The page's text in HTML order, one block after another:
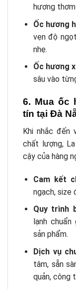
hương
Ốc hương
vẹn độ
nhẹ.
Ốc hương
sâu vào
6. Mua ốc
tín tại Đà
Khi nhắc đến
chất lượng,
cậy của hàng
Cam kết
ngạch, size
Quy trình
lạnh
sản phẩm.
Dịch vụ
tâm, sẵn
quản, công